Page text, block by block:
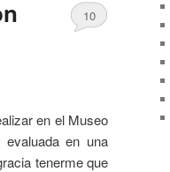
10
en el Museo
en una
tenerme que